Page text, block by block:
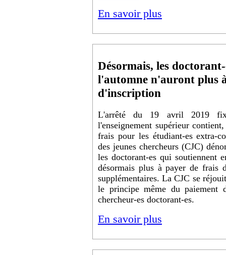
En savoir plus
Désormais, les
l'automne n'auront plus
d'inscription
L'arrêté du 19 avril 2019
l'enseignement supérieur
frais pour les étudiant-es extra-
des jeunes chercheurs (CJC)
les doctorant-es qui soutiennent
désormais plus à payer de frais
supplémentaires. La CJC se
le principe même du paiement
chercheur-es doctorant-es.
En savoir plus